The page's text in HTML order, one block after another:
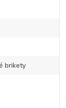
brikety